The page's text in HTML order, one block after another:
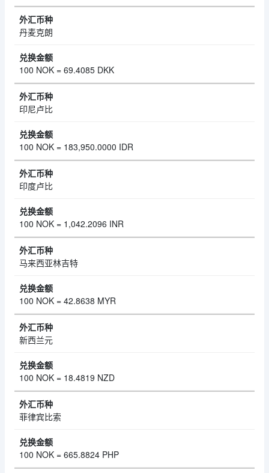
丹麦克朗
100 NOK = 69.4085 DKK
印尼卢比
100 NOK = 183,950.0000 IDR
印度卢比
100 NOK = 1,042.2096 INR
马来西亚林吉特
100 NOK = 42.8638 MYR
新西兰元
100 NOK = 18.4819 NZD
菲律宾比索
100 NOK = 665.8824 PHP